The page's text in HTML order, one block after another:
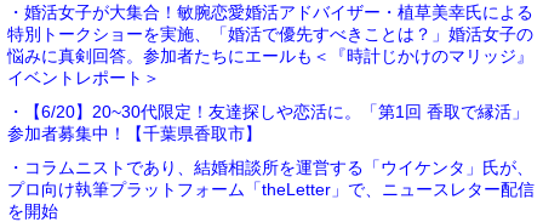
・婚活女子が大集合！敏腕恋愛婚活アドバイザー・植草美幸氏による
特別トークショーを実施、「婚活で優先すべきことは？」婚活女子の
悩みに真剣回答。参加者たちにエールも＜『時計じかけのマリッジ』
イベントレポート＞
・【6/20】20~30代限定！友達探しや恋活に。「第1回 香取で縁活」
参加者募集中！【千葉県香取市】
・コラムニストであり、結婚相談所を運営する「ウイケンタ」氏が、
プロ向け執筆プラットフォーム「theLetter」で、ニュースレター配信
を開始